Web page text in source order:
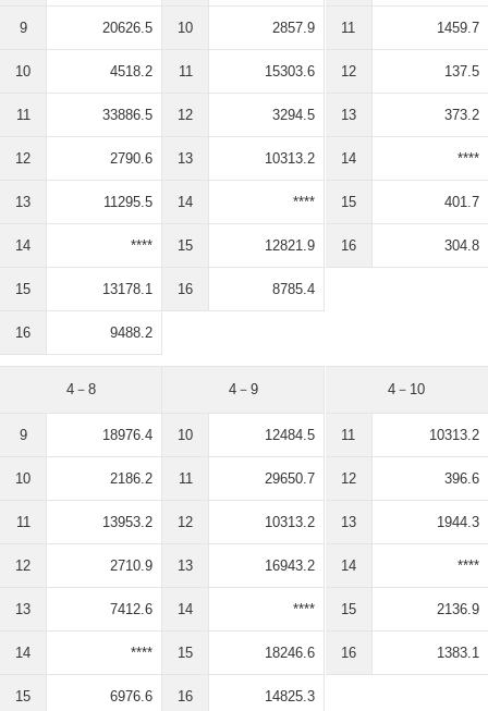
9 20626.5
10 4518.2
11 33886.5
12 2790.6
13 11295.5
14 ****
15 13178.1
16 9488.2
10 2857.9
11 15303.6
12 3294.5
13 10313.2
14 ****
15 12821.9
16 8785.4
11 1459.7
12 137.5
13 373.2
14 ****
15 401.7
16 304.8
4－8
9 18976.4
10 2186.2
11 13953.2
12 2710.9
13 7412.6
14 ****
15 6976.6
4－9
10 12484.5
11 29650.7
12 10313.2
13 16943.2
14 ****
15 18246.6
16 14825.3
4－10
11 10313.2
12 396.6
13 1944.3
14 ****
15 2136.9
16 1383.1